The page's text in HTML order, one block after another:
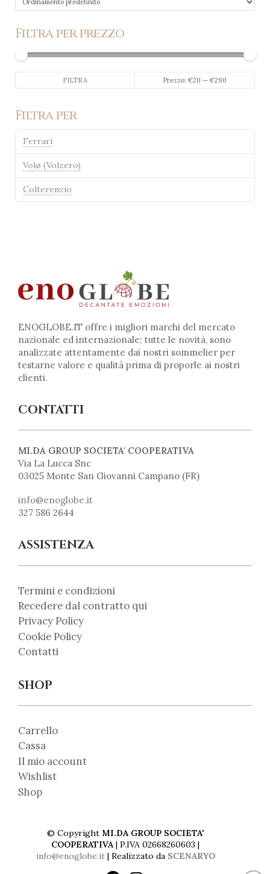
Filtra per prezzo
Min
Max
FILTRA Prezzo: €20 — €290
Filtra per
Ferrari
Volø (Volzero)
Colterenzio
ENOGLOBE.IT offre i migliori marchi del mercato
nazionale ed internazionale; tutte le novità, sono
analizzate attentamente dai nostri sommelier per
testarne valore e qualità prima di proporle ai nostri
clienti.
CONTATTI
MI.DA GROUP SOCIETA' COOPERATIVA
Via La Lucca Snc
03025 Monte San Giovanni Campano (FR)
info@enoglobe.it
327 586 2644
ASSISTENZA
Termini e condizioni
Recedere dal contratto qui
Privacy Policy
Cookie Policy
Contatti
SHOP
Carrello
Cassa
Il mio account
Wishlist
Shop
© Copyright MI.DA GROUP SOCIETA'
COOPERATIVA| P.IVA 02668260603 |
info@enoglobe.it| Realizzato da SCENARYO